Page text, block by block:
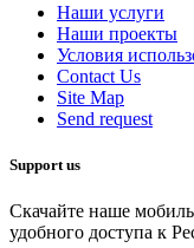
Наши услуги
Наши проекты
Условия
Contact Us
Site Map
Send request
Support us
Скачайте наше
удобного доступа к